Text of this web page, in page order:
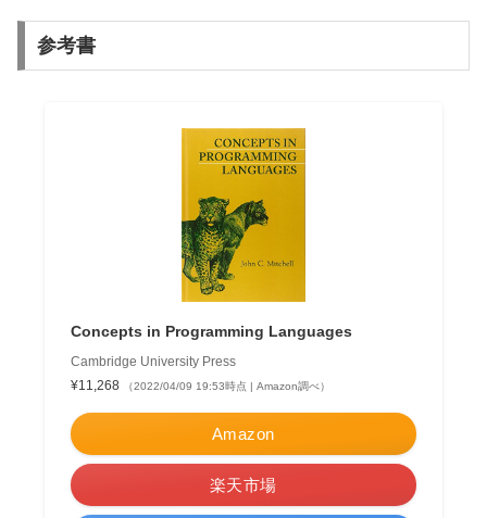
参考書
Concepts in Programming Languages
Cambridge University Press
¥11,268
（2022/04/09 19:53時点 | Amazon調べ）
Amazon
楽天市場